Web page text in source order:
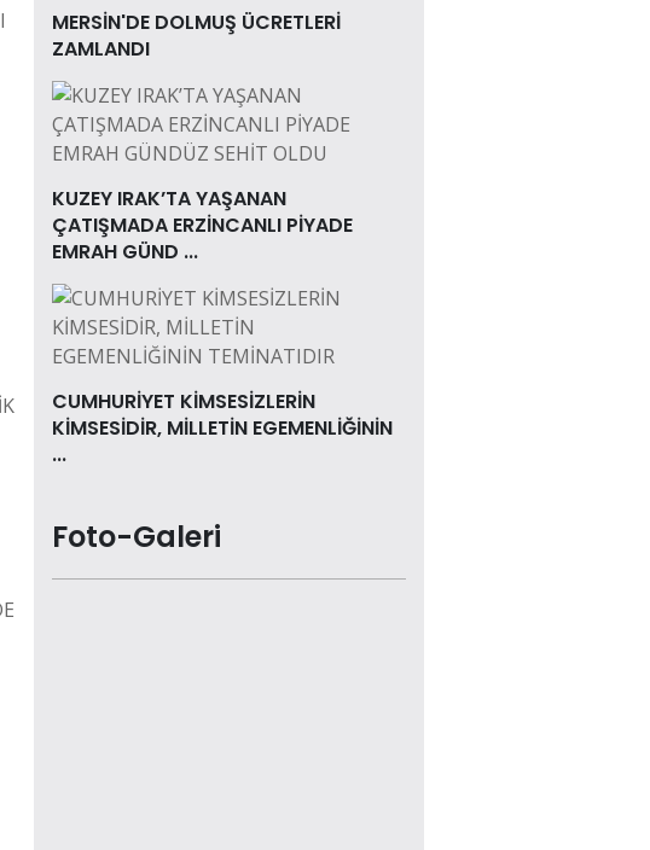
MERSİN'DE DOLMUŞ ÜCRETLERİ
ZAMLANDI
KUZEY IRAK’TA YAŞANAN
ÇATIŞMADA ERZİNCANLI PİYADE
EMRAH GÜND ...
CUMHURİYET KİMSESİZLERİN
KİMSESİDİR, MİLLETİN EGEMENLİĞİNİN
...
Foto-Galeri